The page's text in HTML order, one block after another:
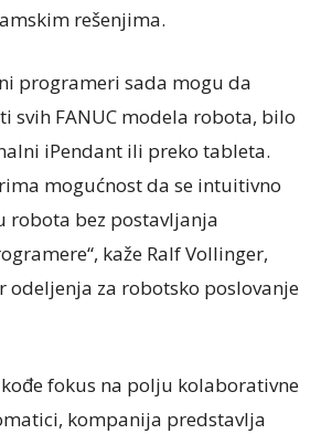
rešenjima.
programeri sada mogu da
svih FANUC modela robota, bilo
iPendant ili preko tableta.
mogućnost da se intuitivno
robota bez postavljanja
kaže Ralf Vollinger,
odeljenja za robotsko poslovanje
fokus na polju kolaborativne
kompanija predstavlja